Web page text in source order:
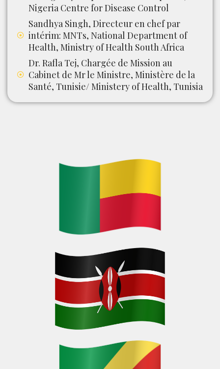
Nigeria Centre for Disease Control
Sandhya Singh, Directeur en chef par
intérim: MNTs, National Department of
Health, Ministry of Health South Africa
Dr. Rafla Tej, Chargée de Mission au
Cabinet de Mr le Ministre, Ministère de la
Santé, Tunisie/ Ministery of Health, Tunisia